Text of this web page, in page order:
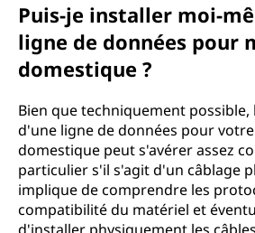
Puis-je installer moi-
ligne de données pour
domestique ?
Bien que techniquement possible,
d'une ligne de données pour
domestique peut s'avérer assez
particulier s'il s'agit d'un câblage
implique de comprendre les
compatibilité du matériel et